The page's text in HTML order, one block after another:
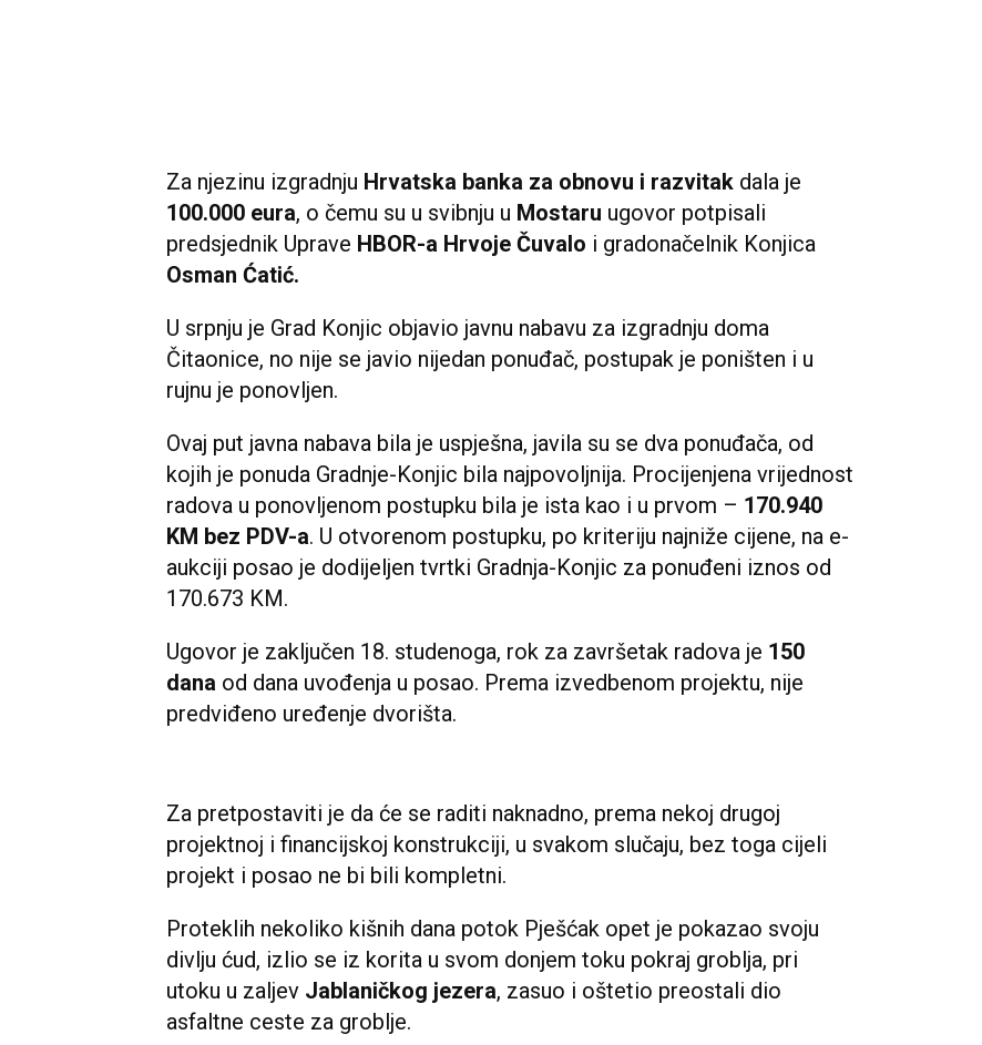
Za njezinu izgradnju Hrvatska banka za obnovu i razvitak dala je
100.000 eura, o čemu su u svibnju u Mostaru ugovor potpisali
predsjednik Uprave HBOR-a Hrvoje Čuvalo i gradonačelnik Konjica
Osman Ćatić.
U srpnju je Grad Konjic objavio javnu nabavu za izgradnju doma
Čitaonice, no nije se javio nijedan ponuđač, postupak je poništen i u
rujnu je ponovljen.
Ovaj put javna nabava bila je uspješna, javila su se dva ponuđača, od
kojih je ponuda Gradnje-Konjic bila najpovoljnija. Procijenjena vrijednost
radova u ponovljenom postupku bila je ista kao i u prvom – 170.940
KM bez PDV-a. U otvorenom postupku, po kriteriju najniže cijene, na e-
aukciji posao je dodijeljen tvrtki Gradnja-Konjic za ponuđeni iznos od
170.673 KM.
Ugovor je zaključen 18. studenoga, rok za završetak radova je 150
dana od dana uvođenja u posao. Prema izvedbenom projektu, nije
predviđeno uređenje dvorišta.
Za pretpostaviti je da će se raditi naknadno, prema nekoj drugoj
projektnoj i financijskoj konstrukciji, u svakom slučaju, bez toga cijeli
projekt i posao ne bi bili kompletni.
Proteklih nekoliko kišnih dana potok Pješćak opet je pokazao svoju
divlju ćud, izlio se iz korita u svom donjem toku pokraj groblja, pri
utoku u zaljev Jablaničkog jezera, zasuo i oštetio preostali dio
asfaltne ceste za groblje.